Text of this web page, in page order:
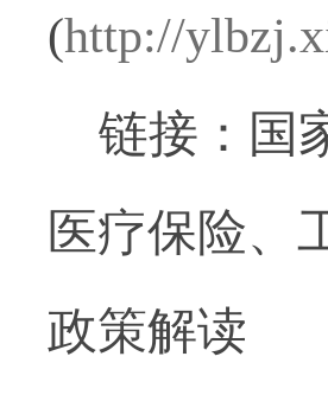
(http://
链接：国
医疗保险、
政策解读